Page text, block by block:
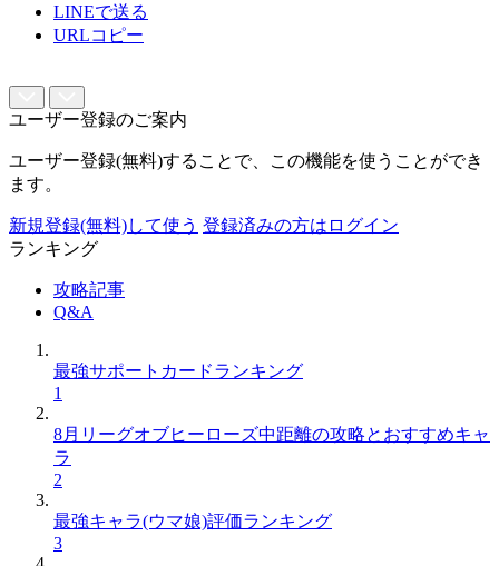
LINEで送る
URLコピー
ユーザー登録のご案内
ユーザー登録(無料)することで、この機能を使うことができ
ます。
新規登録(無料)して使う 登録済みの方はログイン
ランキング
攻略記事
Q&A
最強サポートカードランキング
1
8月リーグオブヒーローズ中距離の攻略とおすすめキャ
ラ
2
最強キャラ(ウマ娘)評価ランキング
3